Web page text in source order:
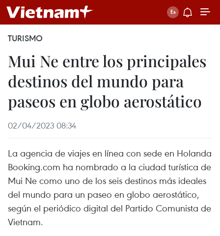
TURISMO
Mui Ne entre los principales
destinos del mundo para
paseos en globo aerostático
02/04/2023 08:34
La agencia de viajes en línea con sede en Holanda
Booking.com ha nombrado a la ciudad turística de
Mui Ne como uno de los seis destinos más ideales
del mundo para un paseo en globo aerostático,
según el periódico digital del Partido Comunista de
Vietnam.